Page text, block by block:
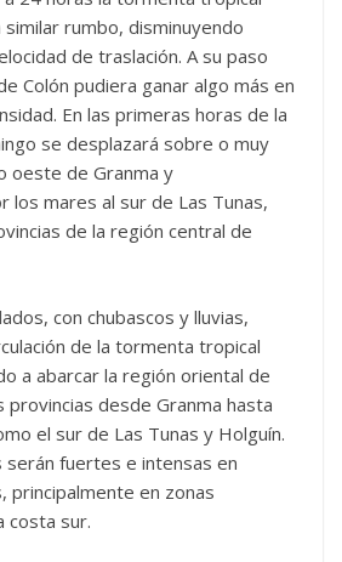
similar rumbo, disminuyendo
de traslación. A su paso
Colón pudiera ganar algo más en
En las primeras horas de la
se desplazará sobre o muy
oeste de Granma y
mares al sur de Las Tunas,
de la región central de
con chubascos y lluvias,
de la tormenta tropical
a abarcar la región oriental de
provincias desde Granma hasta
el sur de Las Tunas y Holguín.
serán fuertes e intensas en
principalmente en zonas
costa sur.